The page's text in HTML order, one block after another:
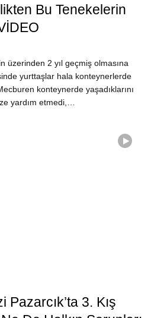
Bu Tenekelerin
üzerinden 2 yıl geçmiş olmasına
yurttaşlar hala konteynerlerde
konteynerde yaşadıklarını
yardım etmedi,…
3. Kış